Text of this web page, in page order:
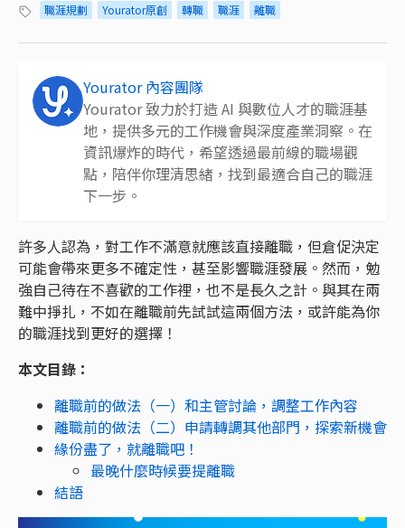
職涯規劃 Yourator原創 轉職 職涯 離職
Yourator 內容團隊
Yourator 致力於打造 AI 與數位人才的職涯基
地，提供多元的工作機會與深度產業洞察。在
資訊爆炸的時代，希望透過最前線的職場觀
點，陪伴你理清思緒，找到最適合自己的職涯
下一步。
許多人認為，對工作不滿意就應該直接離職，但倉促決定
可能會帶來更多不確定性，甚至影響職涯發展。然而，勉
強自己待在不喜歡的工作裡，也不是長久之計。與其在兩
難中掙扎，不如在離職前先試試這兩個方法，或許能為你
的職涯找到更好的選擇！
本文目錄：
離職前的做法（一）和主管討論，調整工作內容
離職前的做法（二）申請轉調其他部門，探索新機會
緣份盡了，就離職吧！
最晚什麼時候要提離職
結語